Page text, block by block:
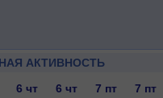
АКТИВНОСТЬ
6 чт 6 чт 7 пт 7 пт